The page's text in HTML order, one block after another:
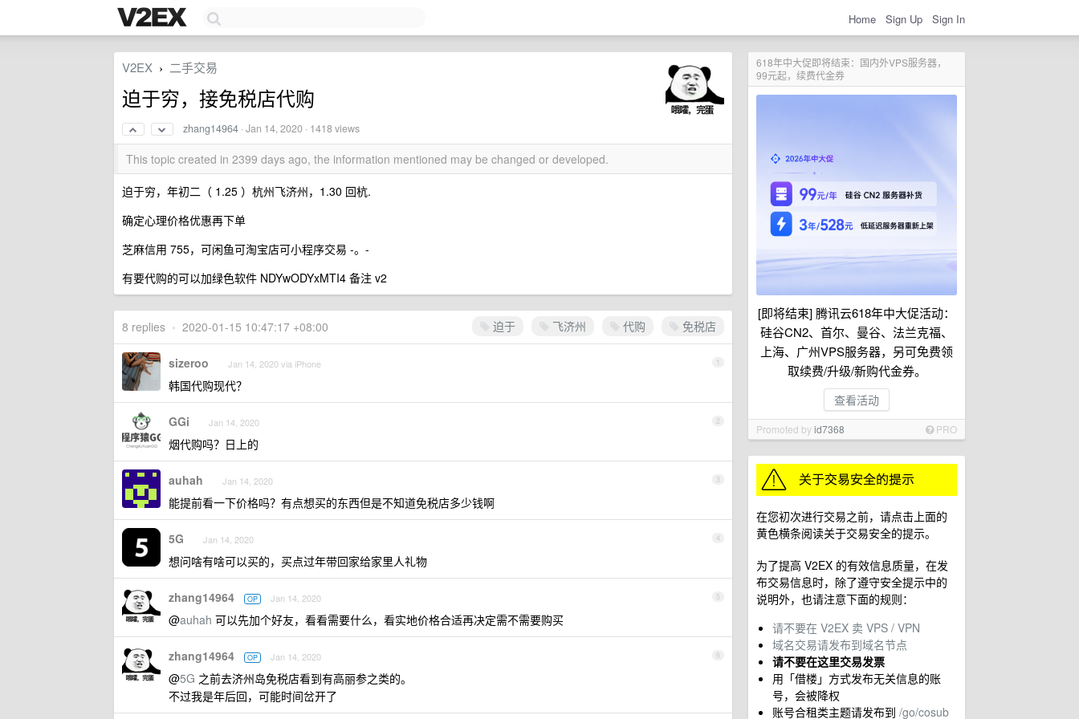
Home Sign Up Sign In
618年中大促即将结束：国内外VPS服务器，
99元起，续费代金券
[即将结束] 腾讯云618年中大促活动：
硅谷CN2、首尔、曼谷、法兰克福、
上海、广州VPS服务器，另可免费领
取续费/升级/新购代金券。
查看活动
Promoted byid7368 PRO
在您初次进行交易之前，请点击上面的
黄色横条阅读关于交易安全的提示。
为了提高 V2EX 的有效信息质量，在发
布交易信息时，除了遵守安全提示中的
说明外，也请注意下面的规则：
请不要在 V2EX 卖 VPS / VPN
域名交易请发布到域名节点
请不要在这里交易发票
用「借楼」方式发布无关信息的账
号，会被降权
账号合租类主题请发布到 /go/cosub
V2EX › 二手交易
迫于穷，接免税店代购
zhang14964 ·Jan 14, 2020 · 1418 views
This topic created in 2399 days ago, the information mentioned may be changed or developed.
迫于穷，年初二（ 1.25 ）杭州飞济州，1.30 回杭.
确定心理价格优惠再下单
芝麻信用 755，可闲鱼可淘宝店可小程序交易 -。-
有要代购的可以加绿色软件 NDYwODYxMTI4 备注 v2
迫于 飞济州 代购 免税店
8 replies • 2020-01-15 10:47:17 +08:00
1
sizeroo Jan 14, 2020 via iPhone
韩国代购现代？
2
GGi Jan 14, 2020
烟代购吗？日上的
3
auhah Jan 14, 2020
能提前看一下价格吗？有点想买的东西但是不知道免税店多少钱啊
4
5G Jan 14, 2020
想问啥有啥可以买的，买点过年带回家给家里人礼物
5
zhang14964 OP Jan 14, 2020
@auhah 可以先加个好友，看看需要什么，看实地价格合适再决定需不需要购买
6
zhang14964 OP Jan 14, 2020
@5G 之前去济州岛免税店看到有高丽参之类的。
不过我是年后回，可能时间岔开了